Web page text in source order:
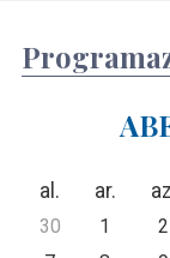
al. ar.
30 1 2